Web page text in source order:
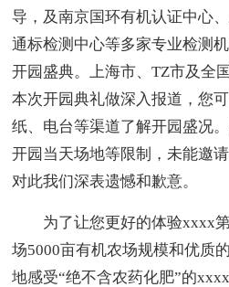
导，及南京国环有机认证中心
通标检测中心等多家专业检测
开园盛典。上海市、TZ市及全
本次开园典礼做深入报道，您
纸、电台等渠道了解开园盛况
开园当天场地等限制，未能邀
对此我们深表遗憾和歉意。
为了让您更好的体验xxxx
场5000亩有机农场规模和优质
地感受“绝不含农药化肥”的